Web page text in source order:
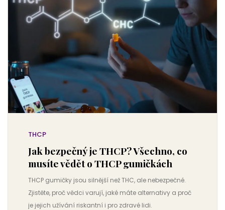
THCP
Jak bezpečný je THCP? Všechno, co
musíte vědět o THCP gumičkách
THCP gumičky jsou silnější než THC, ale nebezpečné.
Zjistěte, proč vědci varují, jaké máte alternativy a proč
je jejich užívání riskantní i pro zdravé lidi.